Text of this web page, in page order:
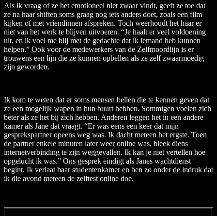
Als ik vraag of ze het emotioneel niet zwaar vindt, geeft ze toe dat
ze na haar shiften soms graag nog iets anders doet, zoals een film
kijken of met vriendinnen afspreken. Toch weerhoudt het haar er
niet van het werk te blijven uitvoeren. “Je haalt er veel voldoening
uit, en ik voel me blij met de gedachte dat ik iemand heb kunnen
helpen.” Ook voor de medewerkers van de Zelfmoordlijn is er
trouwens een lijn die ze kunnen opbellen als ze zelf zwaarmoedig
zijn geworden.
Ik kom te weten dat er soms mensen bellen die te kennen geven dat
ze een mogelijk wapen in hun buurt hebben. Sommigen voelen zich
beter als ze het bij zich hebben. Anderen leggen het in een andere
kamer als Jane dat vraagt. “Er was eens een keer dat mijn
gesprekspartner opeens weg was. Ik dacht meteen het ergste. Toen
de partner enkele minuten later weer online was, bleek diens
internetverbinding te zijn weggevallen. Ik kan je niet vertellen hoe
opgelucht ik was.” Ons gesprek eindigt als Janes wachtdienst
begint. Ik verlaat haar studentenkamer en ben zo onder de indruk dat
ik die avond meteen de zelftest online doe.